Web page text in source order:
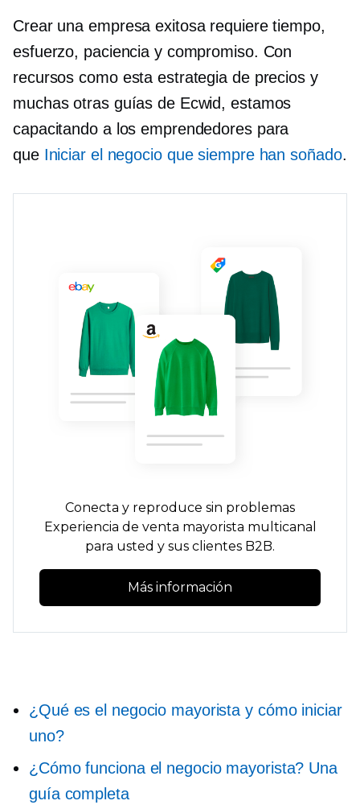
Crear una empresa exitosa requiere tiempo,
esfuerzo, paciencia y compromiso. Con
recursos como esta estrategia de precios y
muchas otras guías de Ecwid, estamos
capacitando a los emprendedores para
que Iniciar el negocio que siempre han soñado.
Conecta y reproduce sin problemas
Experiencia de venta mayorista multicanal
para usted y sus clientes B2B.
Más información
¿Qué es el negocio mayorista y cómo iniciar
uno?
¿Cómo funciona el negocio mayorista? Una
guía completa